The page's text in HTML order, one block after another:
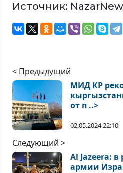
Источник:
< Предыдущий
МИД КР
от п ..>
02.05.2024 22:10
Следующий >
Al Jazeera: в
армии